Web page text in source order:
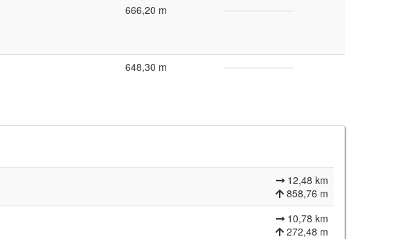
666,20 m
648,30 m
12,48 km
858,76 m
10,78 km
272,48 m